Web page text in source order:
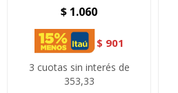
$ 1.060
$ 901
3 cuotas sin interés de
353,33